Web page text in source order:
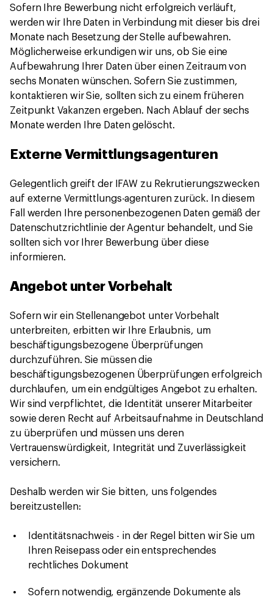
Sofern Ihre Bewerbung nicht erfolgreich verläuft,
werden wir Ihre Daten in Verbindung mit dieser bis drei
Monate nach Besetzung der Stelle aufbewahren.
Möglicherweise erkundigen wir uns, ob Sie eine
Aufbewahrung Ihrer Daten über einen Zeitraum von
sechs Monaten wünschen. Sofern Sie zustimmen,
kontaktieren wir Sie, sollten sich zu einem früheren
Zeitpunkt Vakanzen ergeben. Nach Ablauf der sechs
Monate werden Ihre Daten gelöscht.
Externe Vermittlungsagenturen
Gelegentlich greift der IFAW zu Rekrutierungszwecken
auf externe Vermittlungs-agenturen zurück. In diesem
Fall werden Ihre personenbezogenen Daten gemäß der
Datenschutzrichtlinie der Agentur behandelt, und Sie
sollten sich vor Ihrer Bewerbung über diese
informieren.
Angebot unter Vorbehalt
Sofern wir ein Stellenangebot unter Vorbehalt
unterbreiten, erbitten wir Ihre Erlaubnis, um
beschäftigungsbezogene Überprüfungen
durchzuführen. Sie müssen die
beschäftigungsbezogenen Überprüfungen erfolgreich
durchlaufen, um ein endgültiges Angebot zu erhalten.
Wir sind verpflichtet, die Identität unserer Mitarbeiter
sowie deren Recht auf Arbeitsaufnahme in Deutschland
zu überprüfen und müssen uns deren
Vertrauenswürdigkeit, Integrität und Zuverlässigkeit
versichern.
Deshalb werden wir Sie bitten, uns folgendes
bereitzustellen:
Identitätsnachweis - in der Regel bitten wir Sie um
Ihren Reisepass oder ein entsprechendes
rechtliches Dokument
Sofern notwendig, ergänzende Dokumente als